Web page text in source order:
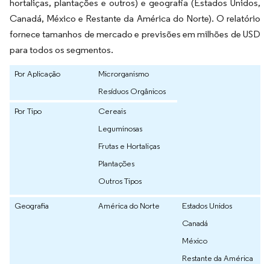
hortaliças, plantações e outros) e geografia (Estados Unidos,
Canadá, México e Restante da América do Norte). O relatório
fornece tamanhos de mercado e previsões em milhões de USD
para todos os segmentos.
Por Aplicação
Microrganismo
Resíduos Orgânicos
Por Tipo
Cereais
Leguminosas
Frutas e Hortaliças
Plantações
Outros Tipos
Geografia América do Norte
Estados Unidos
Canadá
México
Restante da América